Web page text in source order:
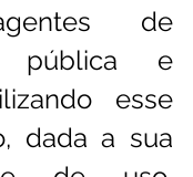
de
pública e
esse
dada a sua